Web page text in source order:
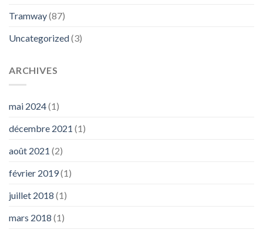
Tramway(87)
Uncategorized(3)
ARCHIVES
mai 2024(1)
décembre 2021 (1)
août 2021 (2)
février 2019(1)
juillet 2018 (1)
mars 2018 (1)